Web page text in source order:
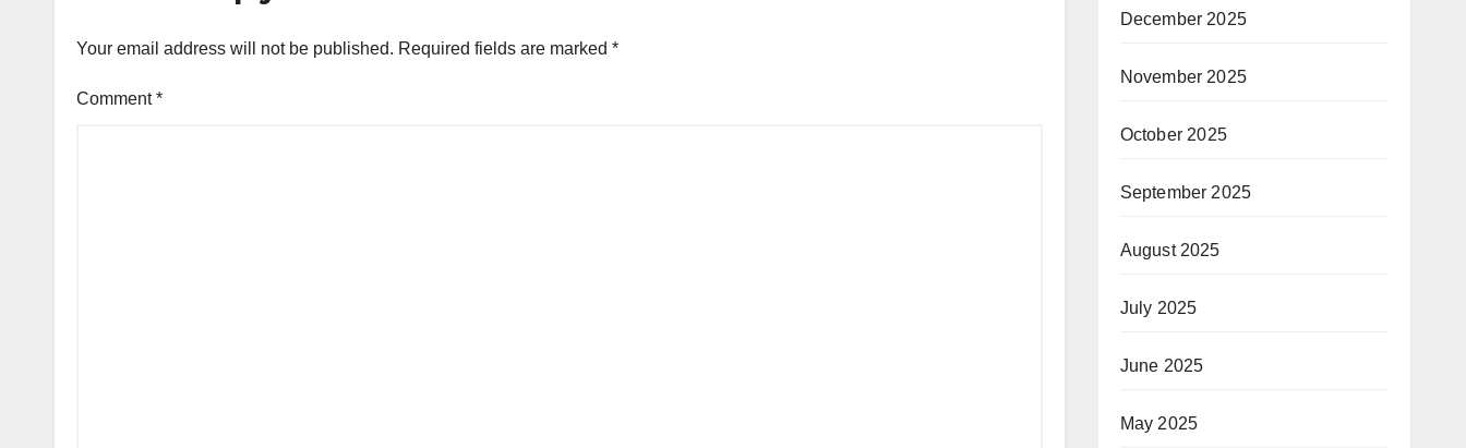
Your email address will not be published. Required fields are marked *
Comment*
December 2025
November 2025
October 2025
September 2025
August 2025
July 2025
June 2025
May 2025